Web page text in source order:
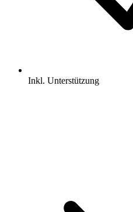
Inkl. Unterstützung